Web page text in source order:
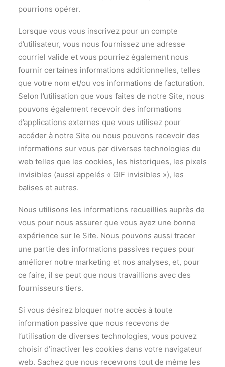
pourrions opérer.
Lorsque vous vous inscrivez pour un compte
d’utilisateur, vous nous fournissez une adresse
courriel valide et vous pourriez également nous
fournir certaines informations additionnelles, telles
que votre nom et/ou vos informations de facturation.
Selon l’utilisation que vous faites de notre Site, nous
pouvons également recevoir des informations
d’applications externes que vous utilisez pour
accéder à notre Site ou nous pouvons recevoir des
informations sur vous par diverses technologies du
web telles que les cookies, les historiques, les pixels
invisibles (aussi appelés « GIF invisibles »), les
balises et autres.
Nous utilisons les informations recueillies auprès de
vous pour nous assurer que vous ayez une bonne
expérience sur le Site. Nous pouvons aussi tracer
une partie des informations passives reçues pour
améliorer notre marketing et nos analyses, et, pour
ce faire, il se peut que nous travaillions avec des
fournisseurs tiers.
Si vous désirez bloquer notre accès à toute
information passive que nous recevons de
l’utilisation de diverses technologies, vous pouvez
choisir d’inactiver les cookies dans votre navigateur
web. Sachez que nous recevrons tout de même les